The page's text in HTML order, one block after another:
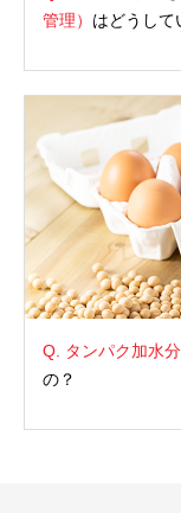
管理） はどうして
Q. タンパク加水
の？